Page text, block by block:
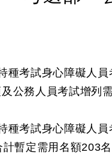
考試身心障礙人員
務人員考試增列需
試身心障礙人員
需用名額203名